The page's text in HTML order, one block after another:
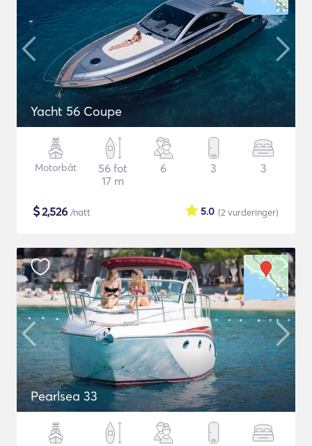
Yacht 56 Coupe
Motorbåt
56 fot
17 m
6 3 3
$2,526 /natt (2 vurderinger)
5.0
Pearlsea 33